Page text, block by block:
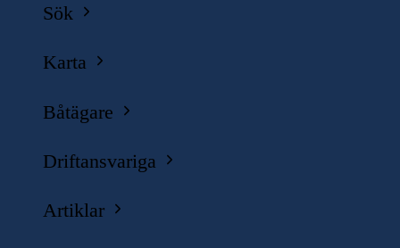
Sök
Karta
Båtägare
Driftansvariga
Artiklar